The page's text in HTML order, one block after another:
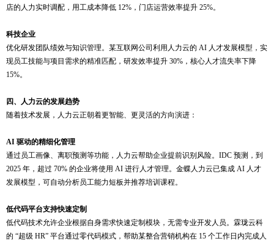
店的人力实时调配，用工成本降低 12%，门店运营效率提升 25%。
科技企业
优化研发团队绩效与知识管理。某互联网公司利用人力云的 AI 人才发展模型，实
现员工技能与项目需求的精准匹配，研发效率提升 30%，核心人才流失率下降
15%。
四、人力云的发展趋势
随着技术发展，人力云正朝着更智能、更灵活的方向演进：
AI 驱动的精细化管理
通过员工画像、离职预测等功能，人力云帮助企业提前识别风险。 IDC 预测，到
2025 年，超过 70% 的企业将使用 AI 进行人才管理。金蝶人力云已集成 AI 人才
发展模型，可自动分析员工能力短板并推荐培训课程。
低代码平台支持快速定制
低代码技术允许企业根据自身需求快速定制模块，无需专业开发人员。霖珑云科
的 “超级 HR” 平台通过零代码模式，帮助某整合营销机构在 15 个工作日内完成人